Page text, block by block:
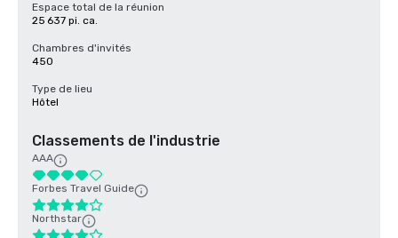
Espace total de la réunion
25 637 pi. ca.
Chambres d'invités
450
Type de lieu
Hôtel
Classements de l'industrie
AAA
Forbes Travel Guide
Northstar